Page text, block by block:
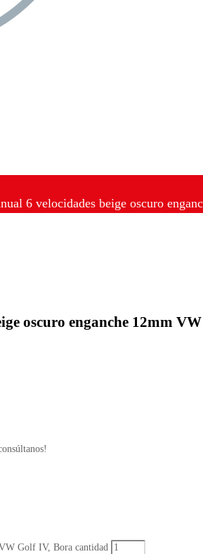
6 velocidades beige oscuro
oscuro enganche 12mm
Golf IV, Bora cantidad